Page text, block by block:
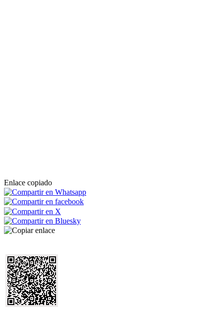
Enlace copiado